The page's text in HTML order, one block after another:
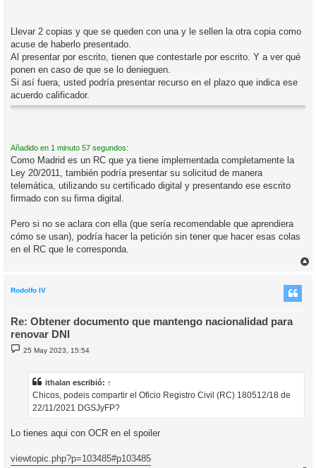
Llevar 2 copias y que se queden con una y le sellen la otra copia como
acuse de haberlo presentado.
Al presentar por escrito, tienen que contestarle por escrito. Y a ver qué
ponen en caso de que se lo denieguen.
Si así fuera, usted podría presentar recurso en el plazo que indica ese
acuerdo calificador.
Añadido en 1 minuto 57 segundos:
Como Madrid es un RC que ya tiene implementada completamente la
Ley 20/2011, también podría presentar su solicitud de manera
telemática, utilizando su certificado digital y presentando ese escrito
firmado con su firma digital.
Pero si no se aclara con ella (que sería recomendable que aprendiera
cómo se usan), podría hacer la petición sin tener que hacer esas colas
en el RC que le corresponda.
Rodolfo IV
Re: Obtener documento que mantengo nacionalidad para
renovar DNI
M
e
25 May 2023, 15:54
ithalan escribió: ↑
Chicos, podeis compartir el Oficio Registro Civil (RC) 180512/18 de
22/11/2021 DGSJyFP?
Lo tienes aqui con OCR en el spoiler
viewtopic.php?p=103485#p103485